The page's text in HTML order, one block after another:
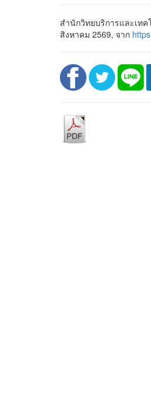
สำนักวิทยบริการและเท
สิงหาคม 2569, จาก